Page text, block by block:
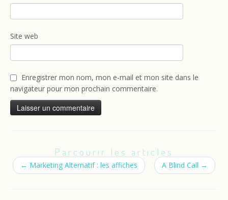
Site web
Enregistrer mon nom, mon e-mail et mon site dans le
navigateur pour mon prochain commentaire.
Parcourir les articles
← Marketing Alternatif : les affiches A Blind Call →